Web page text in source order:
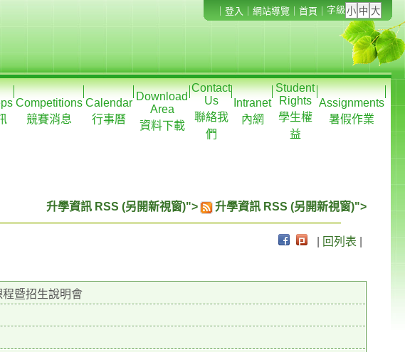
登入 網站導覽 首頁 字級
Competitions
競賽消息
Calendar
行事曆
Download
Area
資料下載
Contact
Us
聯絡我
們
Intranet
內網
Student
Rights
學生權
益
Assignments
暑假作業
升學資訊 RSS (另開新視窗)"> 升學資訊 RSS (另開新視窗)">
回列表
暨招生說明會